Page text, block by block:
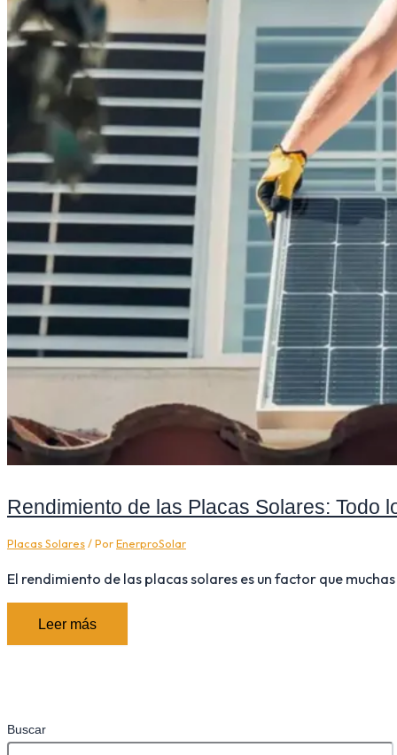
Rendimiento de las Placas Solares: Todo
Placas Solares/ PorEnerproSolar
El rendimiento de las placas solares es un factor que
Leer más
Buscar